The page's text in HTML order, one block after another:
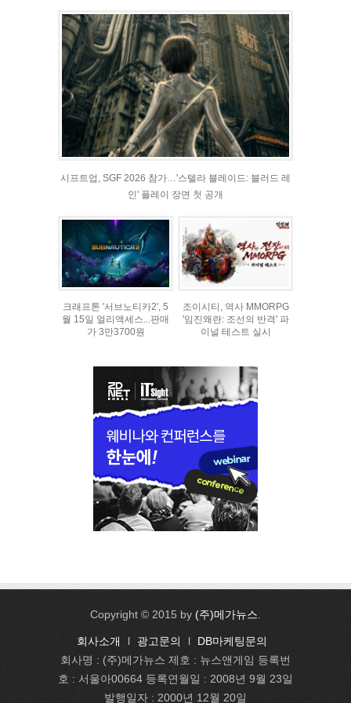
시프트업, SGF 2026 참가…'스텔라 블레이드: 블러드 레
인' 플레이 장면 첫 공개
크래프톤 '서브노티카2', 5
월 15일 얼리액세스...판매
가 3만3700원
조이시티, 역사 MMORPG
'임진왜란: 조선의 반격' 파
이널 테스트 실시
Copyright © 2015 by (주)메가뉴스
회사소개 l 광고문의 l
DB마케팅문의
회사명 : (주)메가뉴스 제호 : 뉴스앤게임 등록번
호 : 서울아00664 등록연월일 : 2008년 9월 23일
발행일자 : 2000년 12월 20일